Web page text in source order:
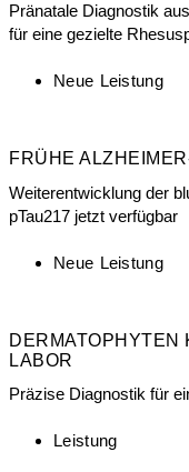
Pränatale Diagnostik
für eine gezielte
Neue Leistung
FRÜHE
Weiterentwicklung der
pTau217 jetzt verfügbar
Neue Leistung
DERMATOPHYTEN
LABOR
Präzise Diagnostik für
Leistung